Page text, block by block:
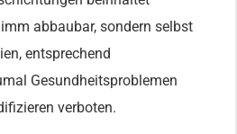
abbaubar, sondern selbst
entsprechend
Gesundheitsproblemen
verboten.